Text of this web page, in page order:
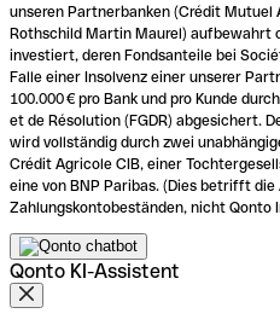
unseren Partnerbanken (Crédit Mutuel
Rothschild Martin Maurel) aufbewahrt
investiert, deren Fondsanteile bei
Falle einer Insolvenz einer unserer
100.000 € pro Bank und pro Kunde
et de Résolution (FGDR) abgesichert.
wird vollständig durch zwei
Crédit Agricole CIB, einer
eine von BNP Paribas. (Dies betrifft die
Zahlungskontobeständen, nicht Qonto
Qonto KI-Assistent